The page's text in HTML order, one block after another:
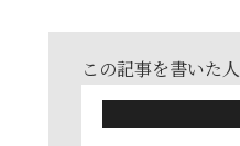
この記事を書いた人